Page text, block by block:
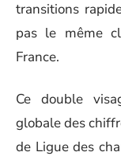
transitions
pas le même
France.
Ce double
globale des
de Ligue des